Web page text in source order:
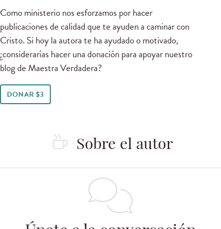
Como ministerio nos esforzamos por hacer
publicaciones de calidad que te ayuden a caminar con
Cristo. Si hoy la autora te ha ayudado o motivado,
¿considerarías hacer una donación para apoyar nuestro
blog de Maestra Verdadera?
DONAR $3
Sobre el autor